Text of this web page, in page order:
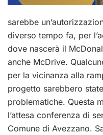
sarebbe
diverso tempo fa, per
dove nascerà il
anche McDrive.
per la vicinanza alla
progetto sarebbero
problematiche. Questa
l’attesa conferenza di
Comune di Avezzano.